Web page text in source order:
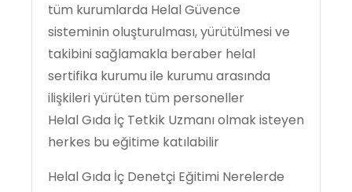
tüm kurumlarda Helal Güvence
sisteminin oluşturulması, yürütülmesi ve
takibini sağlamakla beraber helal
sertifika kurumu ile kurumu arasında
ilişkileri yürüten tüm personeller
Helal Gıda İç Tetkik Uzmanı olmak isteyen
herkes bu eğitime katılabilir
Helal Gıda İç Denetçi Eğitimi Nerelerde